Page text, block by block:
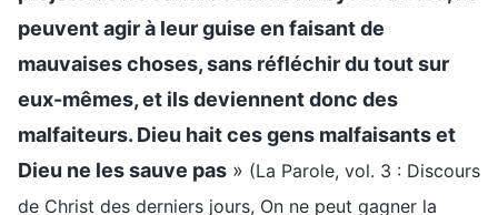
peuvent agir à leur guise en faisant de
mauvaises choses, sans réfléchir du tout sur
eux-mêmes, et ils deviennent donc des
malfaiteurs. Dieu hait ces gens malfaisants et
Dieu ne les sauve pas » (La Parole, vol. 3 : Discours
de Christ des derniers jours, On ne peut gagner la